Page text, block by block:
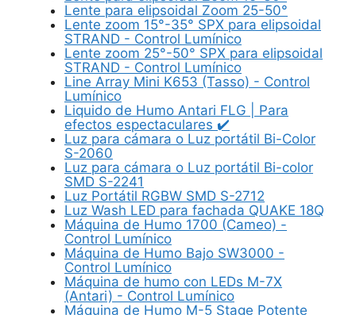
Lente para elipsoidal Zoom 25-50°
Lente zoom 15°-35° SPX para elipsoidal
STRAND - Control Lumínico
Lente zoom 25°-50° SPX para elipsoidal
STRAND - Control Lumínico
Line Array Mini K653 (Tasso) - Control
Lumínico
Liquido de Humo Antari FLG | Para
efectos espectaculares ✔️
Luz para cámara o Luz portátil Bi-Color
S-2060
Luz para cámara o Luz portátil Bi-color
SMD S-2241
Luz Portátil RGBW SMD S-2712
Luz Wash LED para fachada QUAKE 18Q
Máquina de Humo 1700 (Cameo) -
Control Lumínico
Máquina de Humo Bajo SW3000 -
Control Lumínico
Máquina de humo con LEDs M-7X
(Antari) - Control Lumínico
Máquina de Humo M-5 Stage Potente